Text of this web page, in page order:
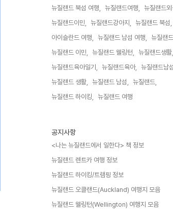
뉴질랜드 북섬 여행, 뉴질랜드여행,
뉴질랜드외
뉴질랜드이민,
뉴질랜드강아지,
뉴질랜드 북섬,
아이슬란드 여행,
뉴질랜드 남섬 여행,
뉴질랜
뉴질랜드 이민,
뉴질랜드 웰링턴,
뉴질랜드생활,
뉴질랜드육아일기,
뉴질랜드육아,
뉴질랜드남
뉴질랜드 생활,
뉴질랜드 남섬,
뉴질랜드,
뉴질랜드 하이킹,
뉴질랜드 여행,
공지사항
<나는 뉴질랜드에서 일한다> 책 정보
뉴질랜드 렌트카 여행 정보
뉴질랜드 하이킹/트램핑 정보
뉴질랜드 오클랜드(Auckland) 여행지 모음
뉴질랜드 웰링턴(Wellington) 여행지 모음